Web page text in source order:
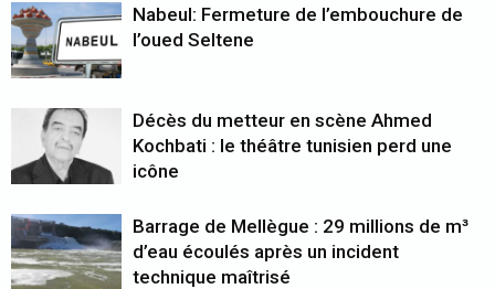
Nabeul: Fermeture de l’embouchure de
l’oued Seltene
Décès du metteur en scène Ahmed
Kochbati : le théâtre tunisien perd une
icône
Barrage de Mellègue : 29 millions de m³
d’eau écoulés après un incident
technique maîtrisé